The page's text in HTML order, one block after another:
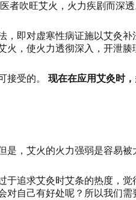
者吹旺艾火，火力疾剧而深透
即对虚寒性病证施以艾灸
，使火力透彻深入，开泄腠
接受的。 现在在应用艾灸时
，艾火的火力强弱是容易被
追求艾灸时艾条的热度，
自己有好处呢？所以我们需